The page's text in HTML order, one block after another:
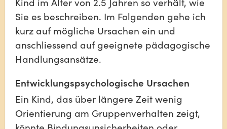
Sie es beschreiben. Im Folgenden gehe ich
kurz auf mögliche Ursachen ein und
anschliessend auf geeignete pädagogische
Handlungsansätze.
Entwicklungspsychologische Ursachen
Ein Kind, das über längere Zeit wenig
Orientierung am Gruppenverhalten zeigt,